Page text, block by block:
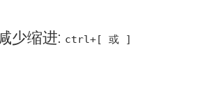
少缩进: ctrl+[ 或 ]